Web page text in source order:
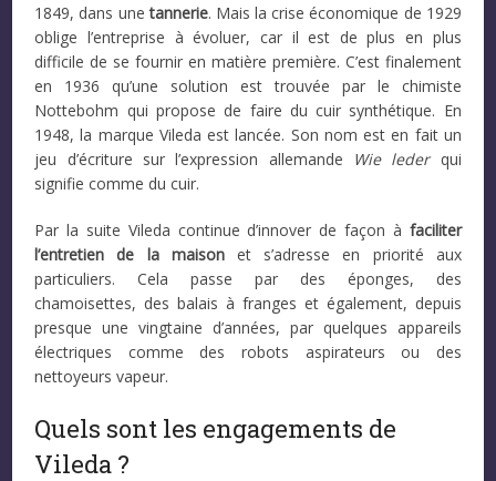
1849, dans unetannerie. Mais la crise économique de 1929
oblige l’entreprise à évoluer, car il est de plus en plus
difficile de se fournir en matière première. C’est finalement
en 1936 qu’une solution est trouvée par le chimiste
Nottebohm qui propose de faire du cuir synthétique. En
1948, la marque Vileda est lancée. Son nom est en fait un
jeu d’écriture sur l’expression allemande
Wie lederqui
signifie comme du cuir.
Par la suite Vileda continue d’innover de façon à faciliter
l’entretien de la maisonet s’adresse en priorité aux
particuliers. Cela passe par des éponges, des
chamoisettes, des balais à franges et également, depuis
presque une vingtaine d’années, par quelques appareils
électriques comme des robots aspirateurs ou des
nettoyeurs vapeur.
Quels sont les engagements de
Vileda ?